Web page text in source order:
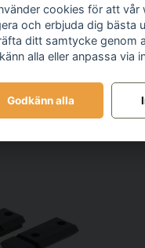
WARNE
Maxima
Sauer 90 &
CG 3000 &
649 kr
cookies för att vår
och erbjuda dig bästa
ditt samtycke genom
alla eller anpassa via
Godkänn alla